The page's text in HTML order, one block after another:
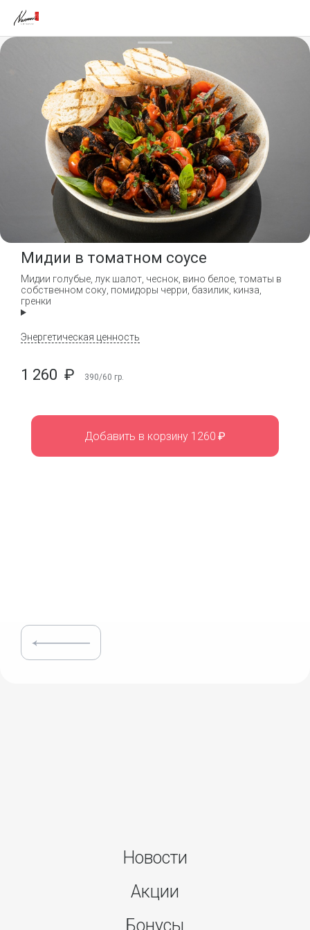
Мидии в томатном соусе
Мидии голубые, лук шалот, чеснок, вино белое, томаты в
собственном соку, помидоры черри, базилик, кинза,
гренки
Энергетическая ценность
1 260 ₽ 390/60 гр.
Добавить в корзину 1260 ₽
Новости
Акции
Бонусы